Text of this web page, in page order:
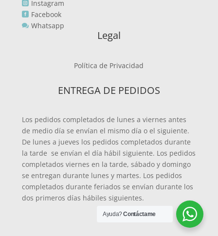
 Instagram
 Facebook
 Whatsapp
Legal
Política de Privacidad
ENTREGA DE PEDIDOS
Los pedidos completados de lunes a viernes antes
de medio día se envían el mismo día o el siguiente.
De lunes a jueves los pedidos completados durante
la tarde se envían el día hábil siguiente. Los pedidos
completados viernes en la tarde, sábado y domingo
se entregan durante lunes y martes. Los pedidos
completados durante feriados se envían durante los
dos primeros días hábiles siguientes.
Ayuda?Contáctame